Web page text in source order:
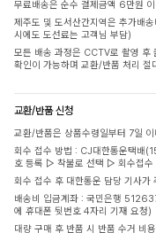
무료배송은 순수 결제금액 6만원
제주도 및 도서산간지역은 추가배
시에도 도선료는 고객님 부담)
모든 배송 과정은 CCTV로 촬영 후
확인이 가능하며 교환/반품 처리 절
교환/반품 신청
교환/반품은 상품수령일부터 7일
회수 접수 방법 : CJ대한통운택배
호 등록 ▷ 착불로 선택 ▷ 회수접수
회수 접수 후 대한통운 담당 기사가
배송비 입금계좌 : 국민은행
에 휴대폰 뒷번호 4자리 기재 요청)
대량 구매 후 반품 시 반품 수거 비